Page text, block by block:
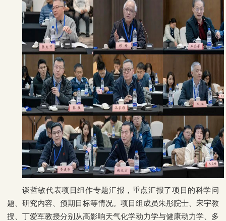
谈哲敏代表项目组作专题汇报，重点汇报了项目的科学问
题、研究内容、预期目标等情况。项目组成员朱彤院士、宋宇教
授、丁爱军教授分别从高影响天气化学动力学与健康动力学、多